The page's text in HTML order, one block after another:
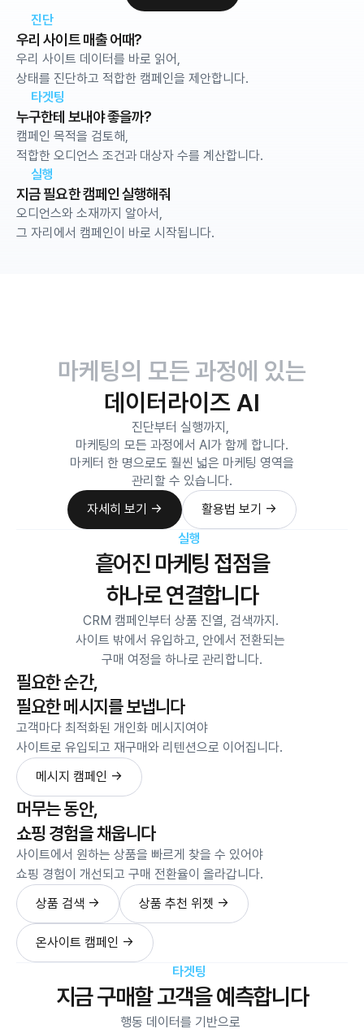
자세히 보기 →
진단
우리 사이트 매출 어때?
우리 사이트 데이터를 바로 읽어,
상태를 진단하고 적합한 캠페인을 제안합니다.
타겟팅
누구한테 보내야 좋을까?
캠페인 목적을 검토해,
적합한 오디언스 조건과 대상자 수를 계산합니다.
실행
지금 필요한 캠페인 실행해줘
오디언스와 소재까지 알아서,
그 자리에서 캠페인이 바로 시작됩니다.
마케팅의 모든 과정에 있는
데이터라이즈 AI
진단부터 실행까지,
마케팅의 모든 과정에서 AI가 함께 합니다.
마케터 한 명으로도 훨씬 넓은 마케팅 영역을
관리할 수 있습니다.
자세히 보기 ->
자세히 보기 ->
활용법 보기 →
활용법 보기 →
실행
흩어진 마케팅 접점을
하나로 연결합니다
CRM 캠페인부터 상품 진열, 검색까지.
사이트 밖에서 유입하고, 안에서 전환되는
구매 여정을 하나로 관리합니다.
필요한 순간,
필요한 메시지를 보냅니다
고객마다 최적화된 개인화 메시지여야
사이트로 유입되고 재구매와 리텐션으로 이어집니다.
메시지 캠페인 →
메시지 캠페인 →
머무는 동안,
쇼핑 경험을 채웁니다
사이트에서 원하는 상품을 빠르게 찾을 수 있어야
쇼핑 경험이 개선되고 구매 전환율이 올라갑니다.
상품 검색 →
상품 검색 →
상품 추천 위젯 →
상품 추천 위젯 →
온사이트 캠페인 →
온사이트 캠페인 →
타겟팅
지금 구매할 고객을 예측합니다
행동 데이터를 기반으로